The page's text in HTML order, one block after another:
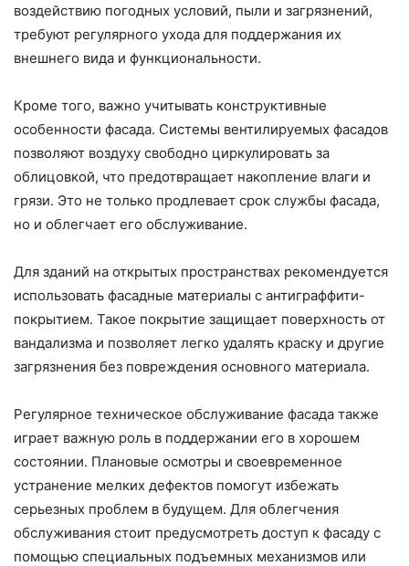
воздействию погодных условий, пыли и загрязнений,
требуют регулярного ухода для поддержания их
внешнего вида и функциональности.
Кроме того, важно учитывать конструктивные
особенности фасада. Системы вентилируемых фасадов
позволяют воздуху свободно циркулировать за
облицовкой, что предотвращает накопление влаги и
грязи. Это не только продлевает срок службы фасада,
но и облегчает его обслуживание.
Для зданий на открытых пространствах рекомендуется
использовать фасадные материалы с антиграффити-
покрытием. Такое покрытие защищает поверхность от
вандализма и позволяет легко удалять краску и другие
загрязнения без повреждения основного материала.
Регулярное техническое обслуживание фасада также
играет важную роль в поддержании его в хорошем
состоянии. Плановые осмотры и своевременное
устранение мелких дефектов помогут избежать
серьезных проблем в будущем. Для облегчения
обслуживания стоит предусмотреть доступ к фасаду с
помощью специальных подъемных механизмов или